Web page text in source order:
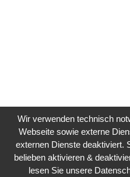
Wir verwenden technisch
Webseite sowie externe
externen Dienste deaktiviert.
belieben aktivieren &
lesen Sie unsere